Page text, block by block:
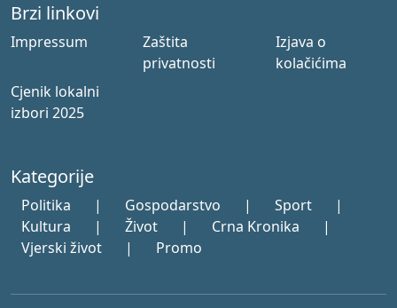
Brzi linkovi
Impressum
Zaštita
privatnosti
Izjava o
kolačićima
Cjenik lokalni
izbori 2025
Kategorije
Politika | Gospodarstvo | Sport
|
Kultura
| Život | Crna Kronika
|
Vjerski život
| Promo